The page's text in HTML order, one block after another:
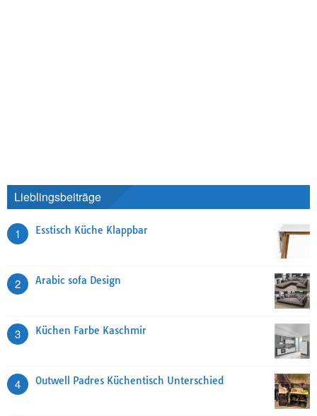
Lieblingsbeiträge
1 Esstisch Küche Klappbar
2 Arabic sofa Design
3 Küchen Farbe Kaschmir
4 Outwell Padres Küchentisch Unterschied